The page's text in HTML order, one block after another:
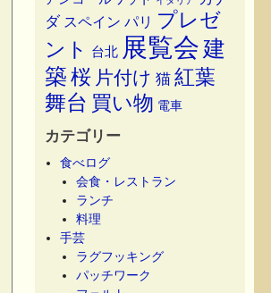
ダ スペイン パリ プレゼ
ント
台北 展覧会 建
築桜 片付け 猫 紅葉
舞台 買い物 電車
カテゴリー
食べログ
会食・レストラン
ランチ
料理
手芸
ラグフッキング
パッチワーク